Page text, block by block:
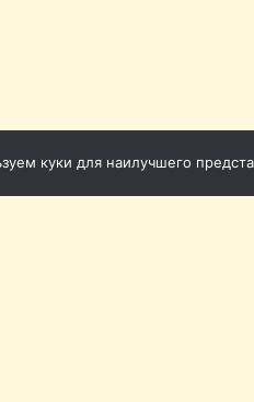
куки для наилучшего